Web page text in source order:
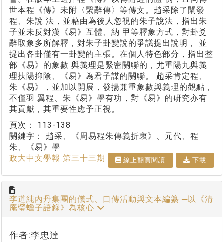
世本程《傳》未附〈繫辭傳〉等傳文。趙采除了闡發
程、朱說 法，並藉由為後人忽視的朱子說法，指出朱
子並未反對漢《易》互體、納 甲等釋象方式，對卦爻
辭取象多所解釋，對朱子卦變說的爭議提出說明， 並
提出各卦僅有一卦變的主張。在個人特色部分，指出整
部《易》的象數 與義理是緊密關聯的，尤重陽九與義
理扶陽抑陰、《易》為君子謀的關聯。 趙采肯定程、
朱《易》，並加以開展，發揚兼重象數與義理的觀點，
不僅羽 翼程、朱《易》學有功，對《易》的研究亦有
其貢獻，其重要性應予正視。
頁次： 113-138
關鍵字： 趙采、《周易程朱傳義折衷》、元代、程
朱、《易》學
政大中文學報 第三十三期
線上翻⾴閱讀 下載
李道純內丹集團的儀式、口傳活動與文本編纂 ─以《清
庵瑩蟾子語錄》為核心
作者:李忠達